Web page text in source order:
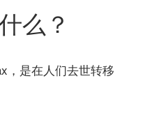
么？
，是在人们去世转移